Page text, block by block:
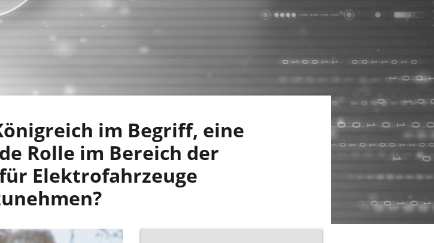
im Begriff, eine
Rolle im Bereich der
Elektrofahrzeuge